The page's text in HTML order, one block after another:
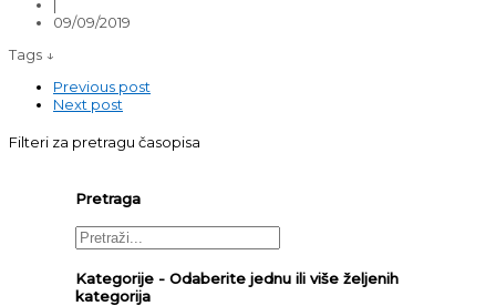
|
09/09/2019
Tags ↓
Previous post
Next post
Filteri za pretragu časopisa
Pretraga
Kategorije - Odaberite jednu ili više željenih
kategorija